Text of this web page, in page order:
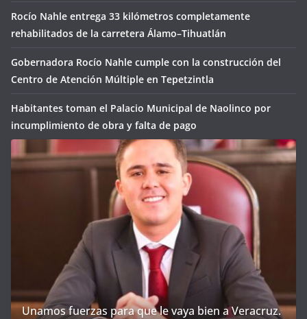
Rocío Nahle entrega 33 kilómetros completamente
rehabilitados de la carretera Álamo–Tihuatlán
Gobernadora Rocío Nahle cumple con la construcción del
Centro de Atención Múltiple en Tepetzintla
Habitantes toman el Palacio Municipal de Naolinco por
incumplimiento de obra y falta de pago
Unamos fuerzas para que le vaya bien a Veracruz.